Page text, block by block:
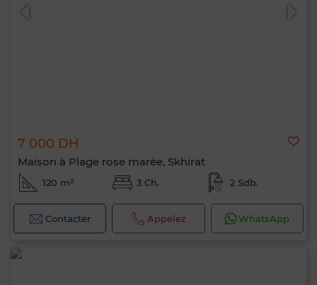
7 000 DH
Maison à Plage rose marée, Skhirat
120 m² 3 Ch. 2 Sdb.
Contacter Appelez WhatsApp